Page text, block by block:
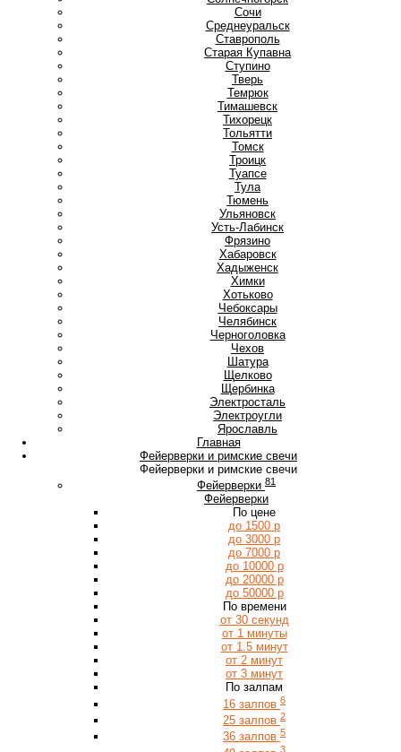
Сочи
Среднеуральск
Ставрополь
Старая Купавна
Ступино
Тверь
Темрюк
Тимашевск
Тихорецк
Тольятти
Томск
Троицк
Туапсе
Тула
Тюмень
Ульяновск
Усть-Лабинск
Фрязино
Хабаровск
Хадыженск
Химки
Хотьково
Чебоксары
Челябинск
Черноголовка
Чехов
Шатура
Щелково
Щербинка
Электросталь
Электроугли
Ярославль
Главная
Фейерверки и римские свечи
Фейерверки и римские свечи
Фейерверки 81
Фейерверки
По цене
до 1500 р
до 3000 р
до 7000 р
до 10000 р
до 20000 р
до 50000 р
По времени
от 30 секунд
от 1 минуты
от 1.5 минут
от 2 минут
от 3 минут
По залпам
16 залпов 6
25 залпов 2
36 залпов 5
3